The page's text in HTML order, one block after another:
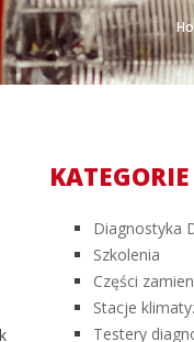
KATEGORIE
Diagnostyka
Szkolenia
Części
Stacje
Testery